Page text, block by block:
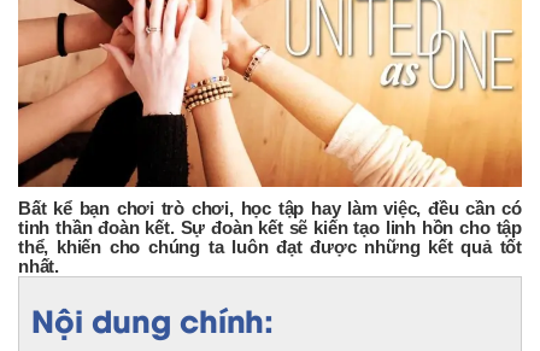
Bất kể bạn chơi trò chơi, học tập hay làm việc, đều cần có
tinh thần đoàn kết. Sự đoàn kết sẽ kiến tạo linh hồn cho tập
thể, khiến cho chúng ta luôn đạt được những kết quả tốt
nhất.
Nội dung chính: